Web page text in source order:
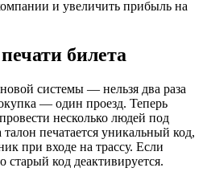
билета
системы — нельзя два раза
— один проезд. Теперь
несколько людей под
печатается уникальный код,
при входе на трассу. Если
старый код деактивируется.